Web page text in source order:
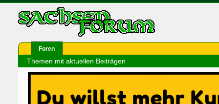
Foren
Themen mit aktuellen Beiträgen